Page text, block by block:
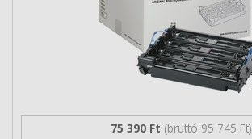
75 390 Ft (bruttó 95 745 Ft)